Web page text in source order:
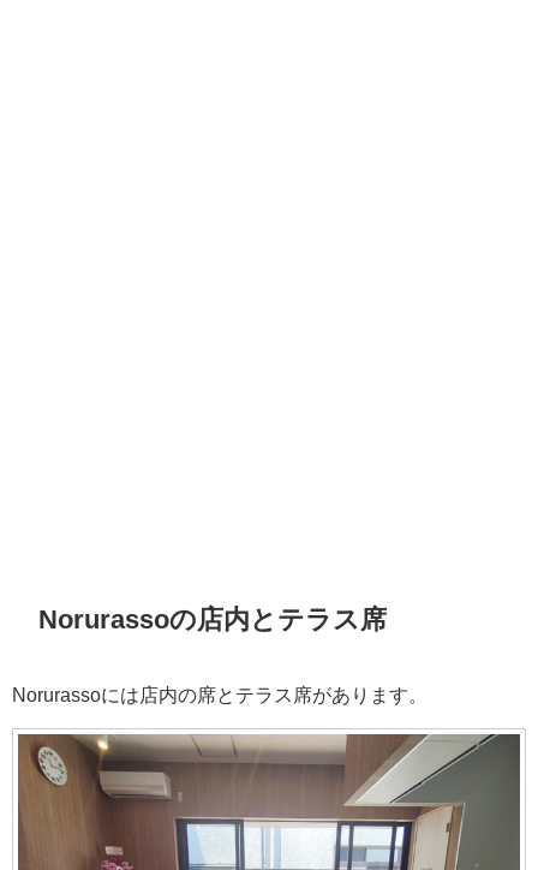
Norurassoの店内とテラス席
Norurassoには店内の席とテラス席があります。